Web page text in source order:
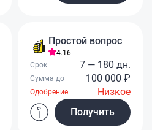
Простой вопрос
4.16
Срок
7 — 180 дн.
Сумма до 100 000 ₽
Одобрение
Низкое
Получить